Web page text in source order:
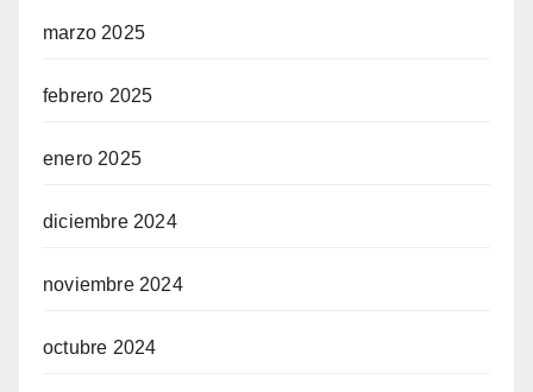
marzo 2025
febrero 2025
enero 2025
diciembre 2024
noviembre 2024
octubre 2024